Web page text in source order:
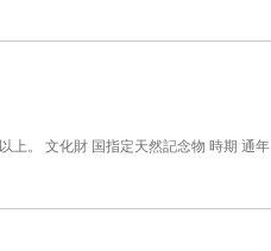
上。 文化財 国指定天然記念物 時期 通年